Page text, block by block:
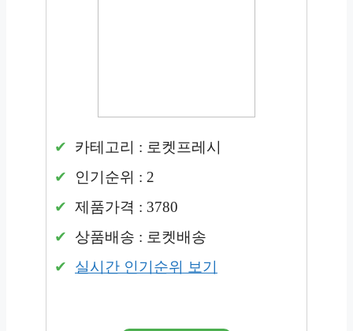
카테고리 : 로켓프레시
인기순위 : 2
제품가격 : 3780
상품배송 : 로켓배송
실시간 인기순위 보기